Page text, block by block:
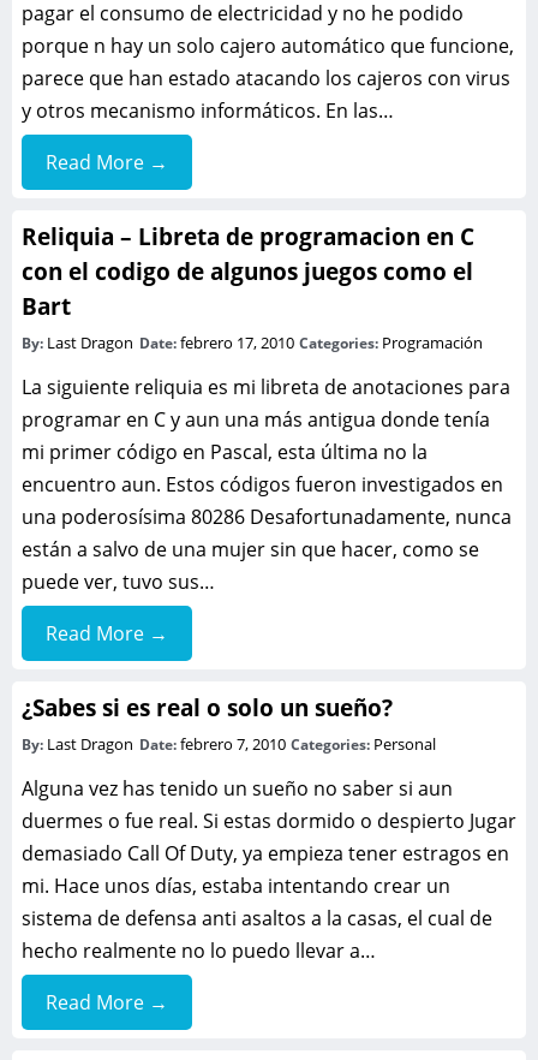
pagar el consumo de electricidad y no he podido
porque n hay un solo cajero automático que funcione,
parece que han estado atacando los cajeros con virus
y otros mecanismo informáticos. En las…
Read More →
Reliquia – Libreta de programacion en C
con el codigo de algunos juegos como el
Bart
By: Last Dragon Date:febrero 17, 2010 Categories: Programación
La siguiente reliquia es mi libreta de anotaciones para
programar en C y aun una más antigua donde tenía
mi primer código en Pascal, esta última no la
encuentro aun. Estos códigos fueron investigados en
una poderosísima 80286 Desafortunadamente, nunca
están a salvo de una mujer sin que hacer, como se
puede ver, tuvo sus…
Read More →
¿Sabes si es real o solo un sueño?
By: Last Dragon Date:febrero 7, 2010 Categories: Personal
Alguna vez has tenido un sueño no saber si aun
duermes o fue real. Si estas dormido o despierto Jugar
demasiado Call Of Duty, ya empieza tener estragos en
mi. Hace unos días, estaba intentando crear un
sistema de defensa anti asaltos a la casas, el cual de
hecho realmente no lo puedo llevar a…
Read More →